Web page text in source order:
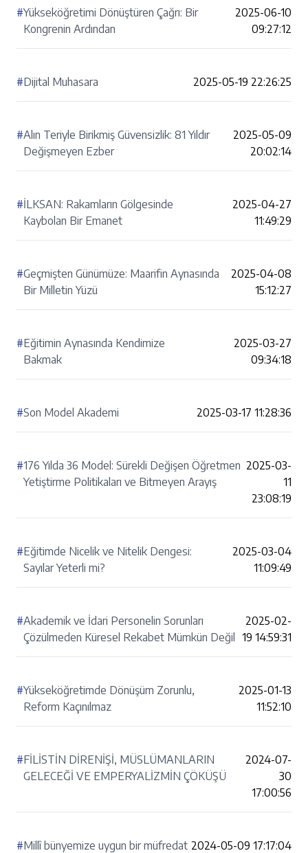
#Yükseköğretimi Dönüştüren Çağrı: Bir
Kongrenin Ardından
2025-06-10
09:27:12
#Dijital Muhasara 2025-05-19 22:26:25
#Alın Teriyle Birikmiş Güvensizlik: 81 Yıldır
Değişmeyen Ezber
2025-05-09
20:02:14
#İLKSAN: Rakamların Gölgesinde
Kaybolan Bir Emanet
2025-04-27
11:49:29
#Geçmişten Günümüze: Maarifin Aynasında
Bir Milletin Yüzü
2025-04-08
15:12:27
#Eğitimin Aynasında Kendimize
Bakmak
2025-03-27
09:34:18
#Son Model Akademi 2025-03-17 11:28:36
#176 Yılda 36 Model: Sürekli Değişen Öğretmen
Yetiştirme Politikaları ve Bitmeyen Arayış
2025-03-
11
23:08:19
#Eğitimde Nicelik ve Nitelik Dengesi:
Sayılar Yeterli mi?
2025-03-04
11:09:49
#Akademik ve İdari Personelin Sorunları
Çözülmeden Küresel Rekabet Mümkün Değil
2025-02-
19 14:59:31
#Yükseköğretimde Dönüşüm Zorunlu,
Reform Kaçınılmaz
2025-01-13
11:52:10
#FİLİSTİN DİRENİŞİ, MÜSLÜMANLARIN
GELECEĞİ VE EMPERYALİZMİN ÇÖKÜŞÜ
2024-07-
30
17:00:56
#Millî bünyemize uygun bir müfredat 2024-05-09 17:17:04